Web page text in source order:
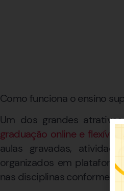
Como funciona o ensino
Um dos grandes
graduação online e flexível
aulas gravadas,
organizados em
nas disciplinas conforme